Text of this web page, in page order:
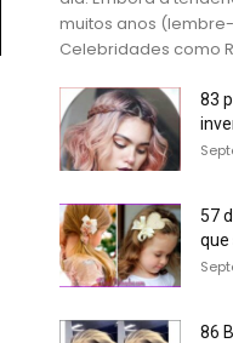
muitos anos
Celebridades como
83
57
que
86